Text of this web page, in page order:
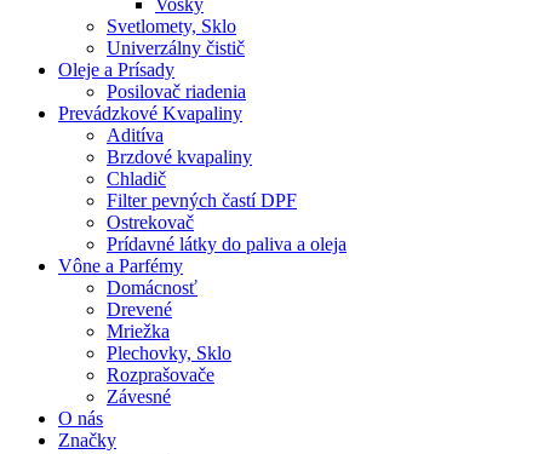
Vosky
Svetlomety, Sklo
Univerzálny čistič
Oleje a Prísady
Posilovač riadenia
Prevádzkové Kvapaliny
Aditíva
Brzdové kvapaliny
Chladič
Filter pevných častí DPF
Ostrekovač
Prídavné látky do paliva a oleja
Vône a Parfémy
Domácnosť
Drevené
Mriežka
Plechovky, Sklo
Rozprašovače
Závesné
O nás
Značky